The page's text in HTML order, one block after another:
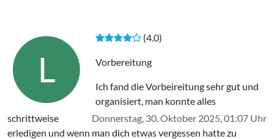
L
Donnerstag, 30. Oktober 2025, 01:07 Uhr
(4.0)
Vorbereitung
Ich fand die Vorbeireitung sehr gut und
organisiert, man konnte alles
schrittweise
erledigen und wenn man dich etwas vergessen hatte zu